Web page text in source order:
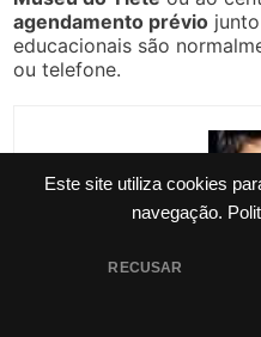
Este site utiliza cookies
navegação.
RECUSAR
Últimos Posts
10 Parques
Farol do Cabo
Parque Natural
Paranapiacaba